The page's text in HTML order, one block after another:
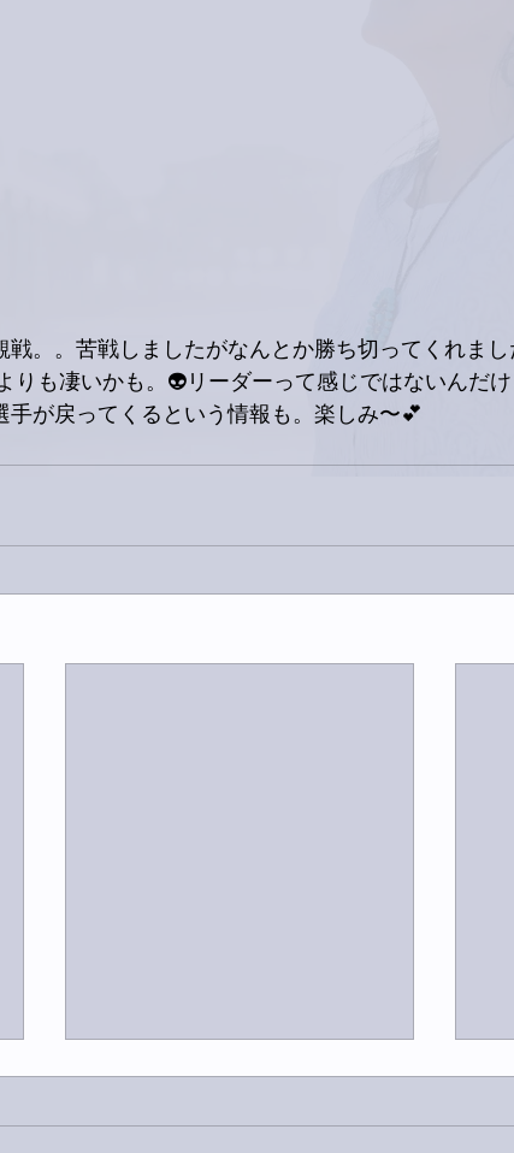
戦。。苦戦しましたがなんとか勝ち切ってくれま
りも凄いかも。👽リーダーって感じではないんだ
手が戻ってくるという情報も。楽しみ〜💕